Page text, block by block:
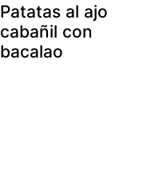
Patatas al ajo
cabañil con
bacalao